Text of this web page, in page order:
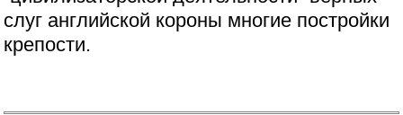
слуг английской короны многие постройки
крепости.